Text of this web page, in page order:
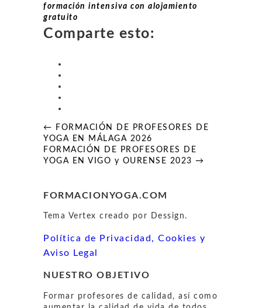
formación intensiva con alojamiento
gratuito
Comparte esto:
Navegación
de
entradas
← FORMACIÓN DE PROFESORES DE
YOGA EN MÁLAGA 2026
FORMACIÓN DE PROFESORES DE
YOGA EN VIGO y OURENSE 2023 →
FORMACIONYOGA.COM
Tema Vertex creado por Dessign.
Política de Privacidad, Cookies y
Aviso Legal
NUESTRO OBJETIVO
Formar profesores de calidad, así como